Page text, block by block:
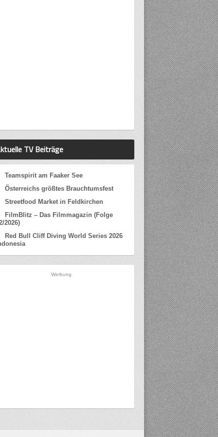
TV Beiträge
Teamspirit am Faaker See
Österreichs größtes Brauchtumsfest
Streetfood Market in Feldkirchen
FilmBlitz – Das Filmmagazin (Folge
2026)
Red Bull Cliff Diving World Series 2026
Werbung